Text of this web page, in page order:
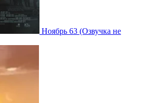
Ноябрь 63 (Озвучка не